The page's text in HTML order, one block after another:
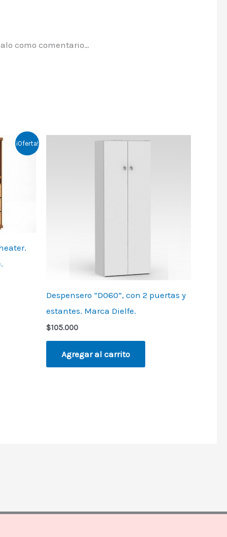
como comentario…
¡Oferta!
Despensero “D060”, con 2 puertas y
estantes. Marca Dielfe.
$105.000
Agregar al carrito